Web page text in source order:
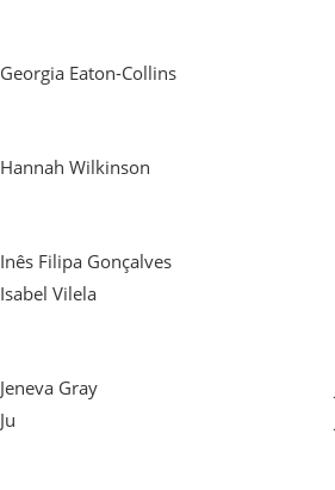
Georgia Eaton-Collins
Hannah Wilkinson
Inês Filipa Gonçalves
Isabel Vilela
Jeneva Gray
Ju